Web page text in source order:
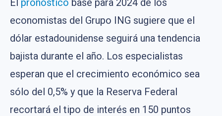
El pronóstico base para 2024 de los
economistas del Grupo ING sugiere que el
dólar estadounidense seguirá una tendencia
bajista durante el año. Los especialistas
esperan que el crecimiento económico sea
sólo del 0,5% y que la Reserva Federal
recortará el tipo de interés en 150 puntos